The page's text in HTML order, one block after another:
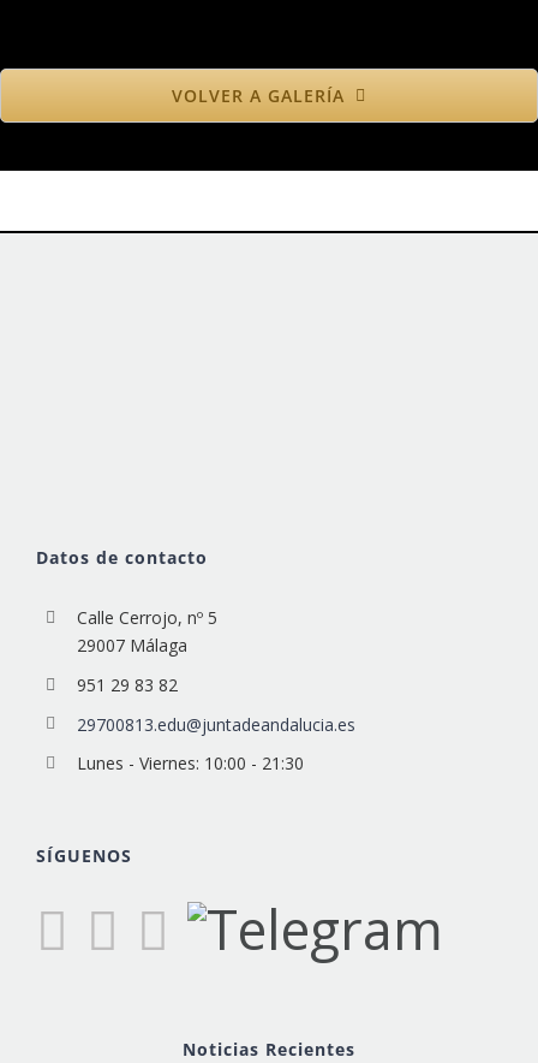
VOLVER A GALERÍA
Datos de contacto
Calle Cerrojo, nº 5
29007 Málaga
951 29 83 82
29700813.edu@juntadeandalucia.es
Lunes - Viernes: 10:00 - 21:30
SÍGUENOS
Noticias Recientes